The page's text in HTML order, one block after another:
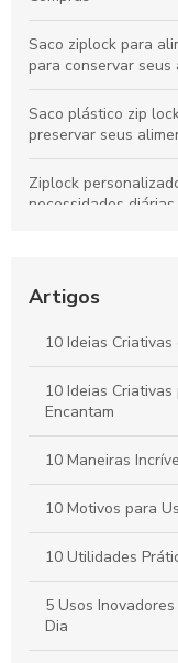
Saco ziplock para
para conservar seus
Saco plástico zip
preservar seus
Ziplock
necessidades diárias
Descubra as
Sacos Fecho Zip: A
Seus Itens
Artigos
10 Ideias
10 Ideias
Encantam
10 Maneiras
10 Motivos para
10 Utilidades
5 Usos
Dia